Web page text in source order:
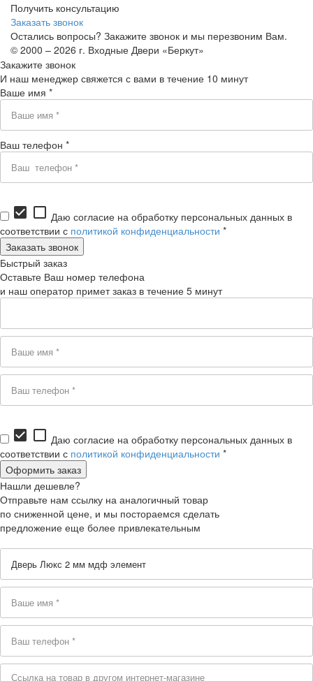
Получить консультацию
Заказать звонок
Остались вопросы? Закажите звонок и мы перезвоним Вам.
© 2000 – 2026 г. Входные Двери «Беркут»
Закажите звонок
И наш менеджер свяжется с вами в течение 10 минут
Ваше имя *
Ваш телефон *
check_box check_box_outline_blank Даю согласие на обработку персональных данных в
соответствии с политикой конфиденциальности *
Быстрый заказ
Оставьте Ваш номер телефона
и наш оператор примет заказ в течение 5 минут
check_box check_box_outline_blank Даю согласие на обработку персональных данных в
соответствии с политикой конфиденциальности *
Нашли дешевле?
Отправьте нам ссылку на аналогичный товар
по сниженной цене, и мы постораемся сделать
предложение еще более привлекательным